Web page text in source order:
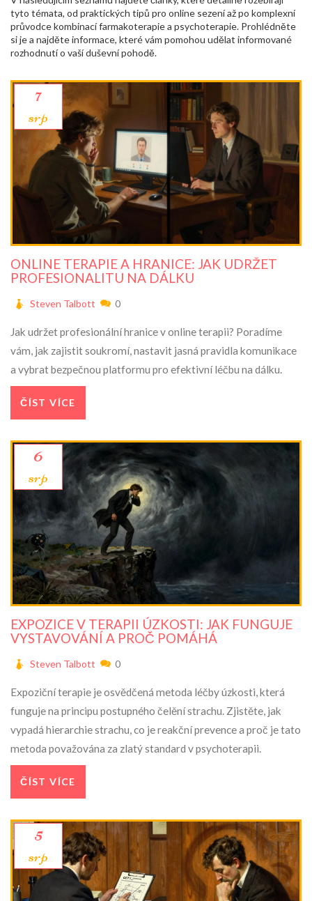
tyto témata, od praktických tipů pro online sezení až po komplexní
průvodce kombinací farmakoterapie a psychoterapie. Prohlédněte
si je a najděte informace, které vám pomohou udělat informované
rozhodnutí o vaší duševní pohodě.
7
srp
ONLINE TERAPIE A HRANICE: JAK UDRŽET
PROFESIONALITU NA DÁLKU
Steven Talbott 0
Jak udržet profesionální hranice v online terapii? Poradíme
vám, jak zajistit soukromí, nastavit jasná pravidla komunikace
a vybrat bezpečnou platformu pro efektivní léčbu na dálku.
ČÍST VÍCE
6
srp
EXPOZICE V TERAPII ÚZKOSTI: JAK FUNGUJE
VYSTAVOVÁNÍ A PROČ POMÁHÁ
Steven Talbott 0
Expoziční terapie je osvědčená metoda léčby úzkosti, která
funguje na principu postupného čelění strachu. Zjistěte, jak
vypadá hierarchie strachu, co je reakční prevence a proč je tato
metoda považována za zlatý standard v psychoterapii.
ČÍST VÍCE
5
srp